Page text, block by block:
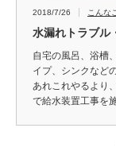
2018/7/26 こんな
水漏れトラブル
自宅の風呂、浴槽
イプ、シンクなど
あれこれやるより
で給水装置工事を